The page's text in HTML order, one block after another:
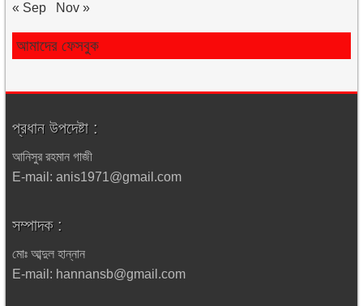
« Sep Nov »
আমাদের ফেসবুক
প্রধান উপদেষ্টা :
আনিসুর রহমান গাজী
E-mail: anis1971@gmail.com
সম্পাদক :
মোঃ আব্দুল হান্নান
E-mail: hannansb@gmail.com